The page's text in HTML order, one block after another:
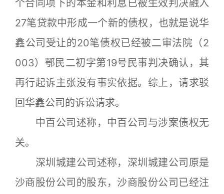
个合同项下的本金和利息已被生效判决融入
27笔贷款中形成一个新的债权，也就是说华
鑫公司受让的20笔债权已经被二审法院（2
003）鄂民二初字第19号民事判决确认，其
再行起诉主张没有事实依据。综上，请求驳
回华鑫公司的诉讼请求。
中百公司述称，中百公司与涉案债权无
关。
深圳城建公司述称，深圳城建公司原是
沙商股份公司的股东，沙商股份公司已经注